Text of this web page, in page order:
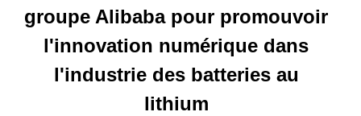
groupe Alibaba pour promouvoir
l'innovation numérique dans
l'industrie des batteries au
lithium